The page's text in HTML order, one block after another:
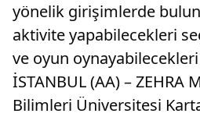
yönelik girişimlerde
aktivite yapabilecekleri
ve oyun
İSTANBUL (AA) – ZEHRA
Bilimleri Üniversitesi